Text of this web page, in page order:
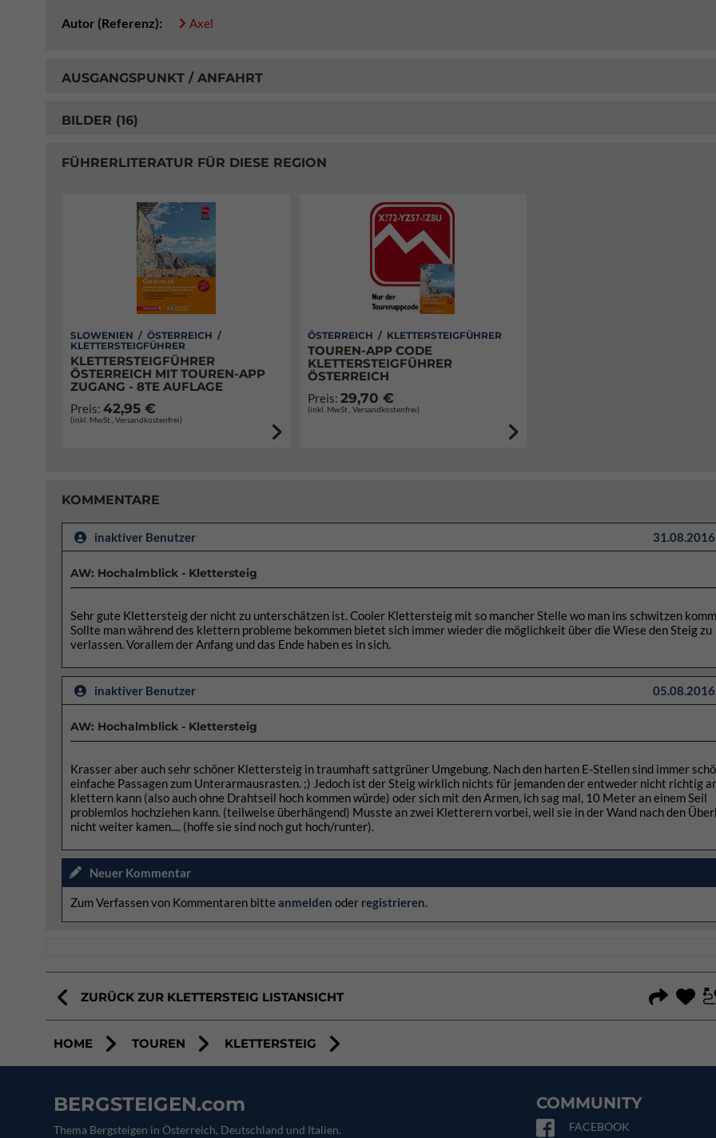
Autor (Referenz): Axel
AUSGANGSPUNKT / ANFAHRT
BILDER (16)
FÜHRERLITERATUR FÜR DIESE REGION
SLOWENIEN / ÖSTERREICH /
KLETTERSTEIGFÜHRER
KLETTERSTEIGFÜHRER
ÖSTERREICH MIT TOUREN-APP
ZUGANG - 8TE AUFLAGE
Preis: 42,95 €
(inkl. MwSt., Versandkostenfrei)
ÖSTERREICH / KLETTERSTEIGFÜHRER
TOUREN-APP CODE
KLETTERSTEIGFÜHRER
ÖSTERREICH
Preis: 29,70 €
(inkl. MwSt., Versandkostenfrei)
KOMMENTARE
inaktiver Benutzer
AW: Hochalmblick - Klettersteig
Sehr gute Klettersteig der nicht zu unterschätzen ist. Cooler Klettersteig mit so mancher Stelle wo man ins schwitzen
Sollte man während des klettern probleme bekommen bietet sich immer wieder die möglichkeit über die Wiese den Steig zu
verlassen. Vorallem der Anfang und das Ende haben es in sich.
inaktiver Benutzer
AW: Hochalmblick - Klettersteig
Krasser aber auch sehr schöner Klettersteig in traumhaft sattgrüner Umgebung. Nach den harten E-Stellen sind immer
einfache Passagen zum Unterarmausrasten. ;) Jedoch ist der Steig wirklich nichts für jemanden der entweder nicht richtig
klettern kann (also auch ohne Drahtseil hoch kommen würde) oder sich mit den Armen, ich sag mal, 10 Meter an einem Seil
problemlos hochziehen kann. (teilweise überhängend) Musste an zwei Kletterern vorbei, weil sie in der Wand nach den
nicht weiter kamen.... (hoffe sie sind noch gut hoch/runter).
Neuer Kommentar
Zum Verfassen von Kommentaren bitte anmelden oder registrieren.
ZURÜCK ZUR KLETTERSTEIG LISTANSICHT
HOME TOUREN KLETTERSTEIG
BERGSTEIGEN.com
Thema Bergsteigen in Österreich, Deutschland und Italien.
COMMUNITY
FACEBOOK